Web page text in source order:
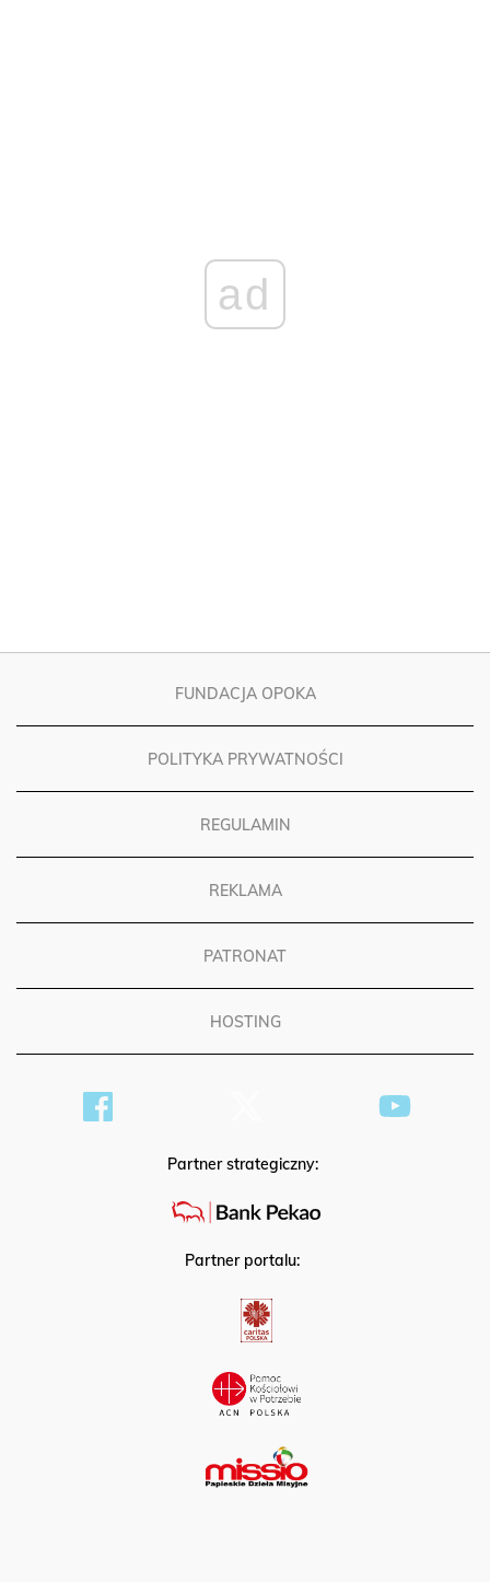
FUNDACJA OPOKA
POLITYKA PRYWATNOŚCI
REGULAMIN
REKLAMA
PATRONAT
HOSTING
Partner strategiczny:
Partner portalu: